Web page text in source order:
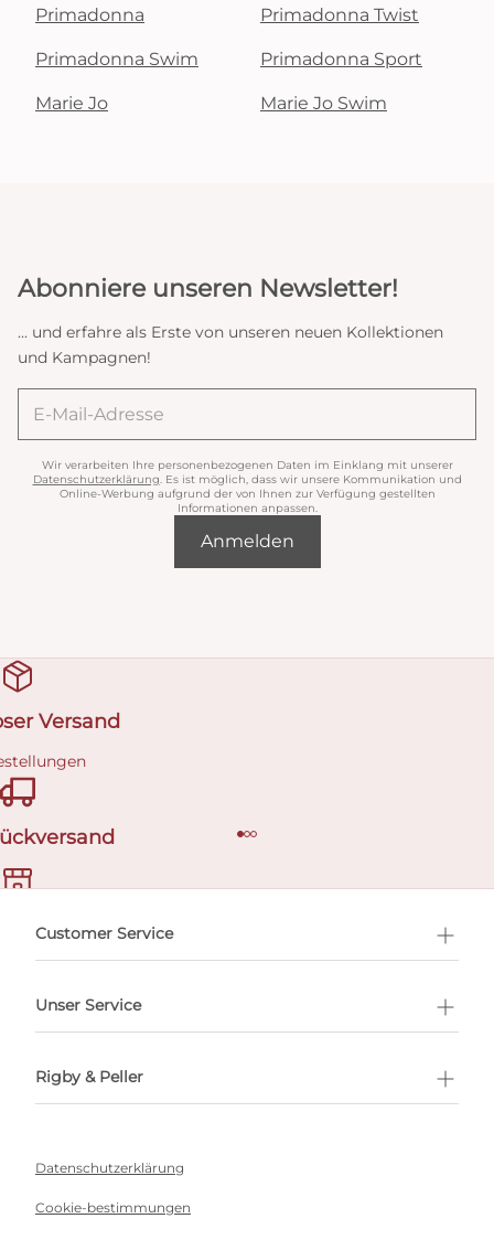
Primadonna Primadonna Twist
Primadonna Swim Primadonna Sport
Marie Jo Marie Jo Swim
Abonniere unseren Newsletter!
... und erfahre als Erste von unseren neuen Kollektionen
und Kampagnen!
Wir verarbeiten Ihre personenbezogenen Daten im Einklang mit unserer
Datenschutzerklärung. Es ist möglich, dass wir unsere Kommunikation und
Online-Werbung aufgrund der von Ihnen zur Verfügung gestellten
Informationen anpassen.
Anmelden
Versand
buchen
Customer Service
Unser Service
Rigby & Peller
Datenschutzerklärung
Cookie-bestimmungen